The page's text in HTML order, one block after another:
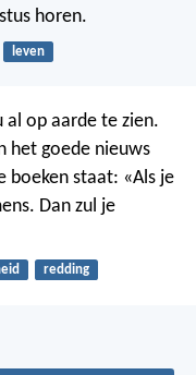
horen.
leven
al op aarde te zien.
het goede nieuws
boeken staat: «Als je
Dan zul je
redding